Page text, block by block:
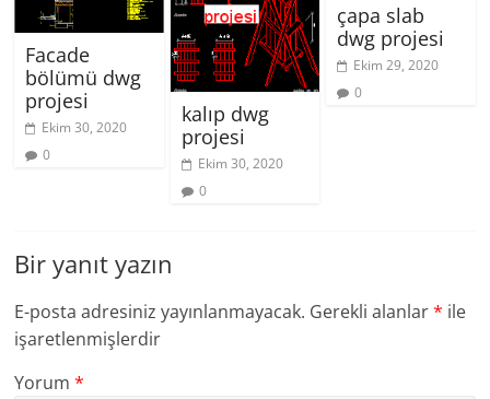
Facade
bölümü dwg
projesi
Ekim 30, 2020
0
kalıp dwg
projesi
Ekim 30, 2020
0
çapa slab
dwg projesi
Ekim 29, 2020
0
Bir yanıt yazın
E-posta adresiniz yayınlanmayacak. Gerekli alanlar* ile
işaretlenmişlerdir
Yorum*